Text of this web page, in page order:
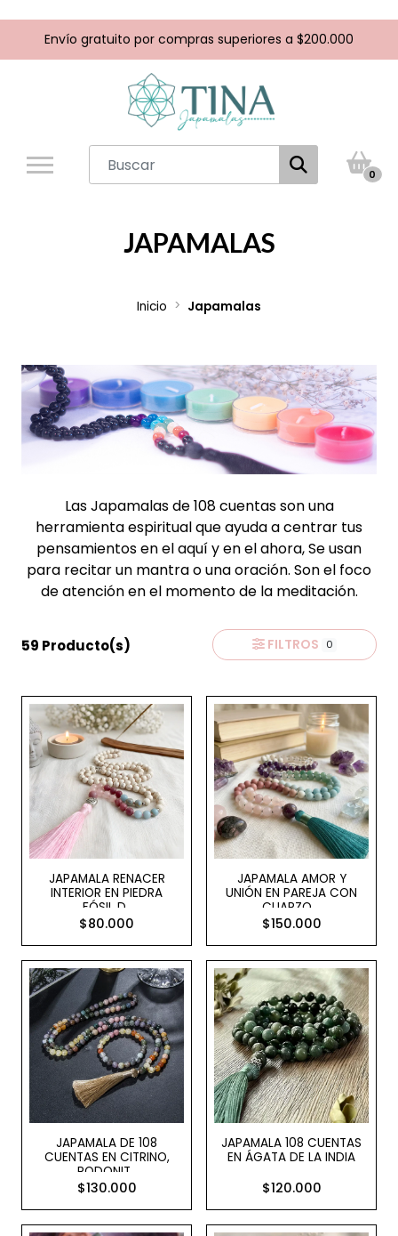
Envío gratuito por compras superiores a $200.000
0
JAPAMALAS
Inicio Japamalas
Las Japamalas de 108 cuentas son una
herramienta espiritual que ayuda a centrar tus
pensamientos en el aquí y en el ahora, Se usan
para recitar un mantra o una oración. Son el foco
de atención en el momento de la meditación.
59 Producto(s) FILTROS 0
JAPAMALA RENACER
INTERIOR EN PIEDRA
FÓSIL D..
$80.000
JAPAMALA AMOR Y
UNIÓN EN PAREJA CON
CUARZO ..
$150.000
JAPAMALA DE 108
CUENTAS EN CITRINO,
RODONIT..
$130.000
JAPAMALA 108 CUENTAS
EN ÁGATA DE LA INDIA
$120.000